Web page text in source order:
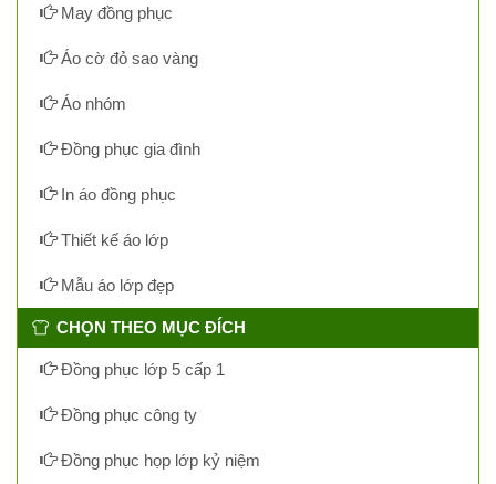
May đồng phục
Áo cờ đỏ sao vàng
Áo nhóm
Đồng phục gia đình
In áo đồng phục
Thiết kế áo lớp
Mẫu áo lớp đẹp
CHỌN THEO MỤC ĐÍCH
Đồng phục lớp 5 cấp 1
Đồng phục công ty
Đồng phục họp lớp kỷ niệm